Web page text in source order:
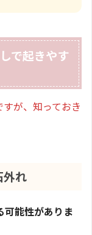
で起きやす
が、知っておき
外れ
可能性がありま